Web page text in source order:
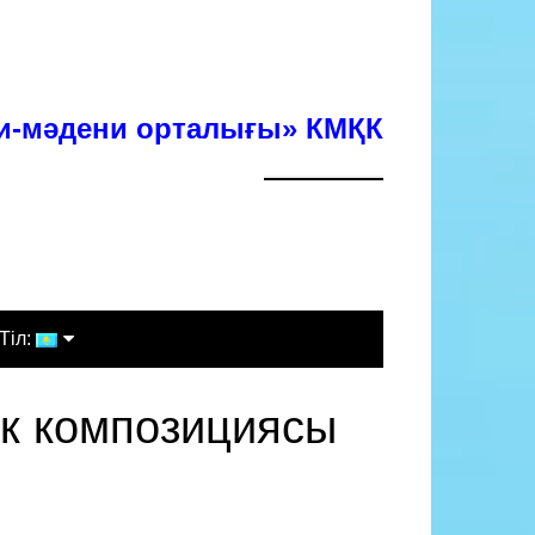
мәдени орталығы» КМҚК
Тіл:
Русский
композициясы